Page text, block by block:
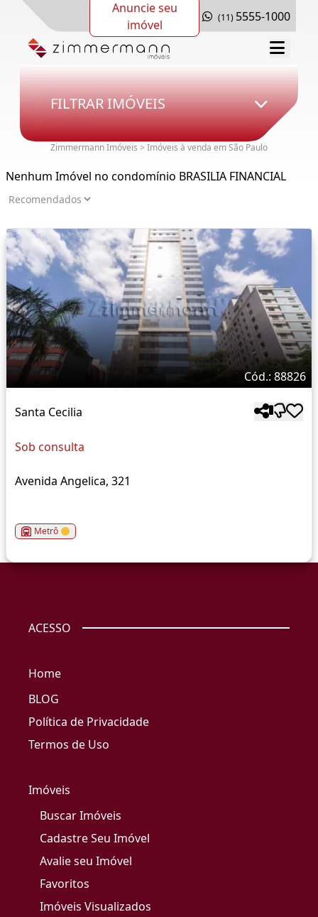
Anuncie seu
imóvel
(11) 5555-1000
FILTRAR IMÓVEIS
Zimmermann Imóveis > Imóveis à venda em São Paulo
Nenhum Imóvel no condomínio BRASILIA FINANCIAL
Cód.: 88826
Santa Cecilia
Sob consulta
Avenida Angelica, 321
Metrô
ACESSO
Home
BLOG
Política de Privacidade
Termos de Uso
Imóveis
Buscar Imóveis
Cadastre Seu Imóvel
Avalie seu Imóvel
Favoritos
Imóveis Visualizados